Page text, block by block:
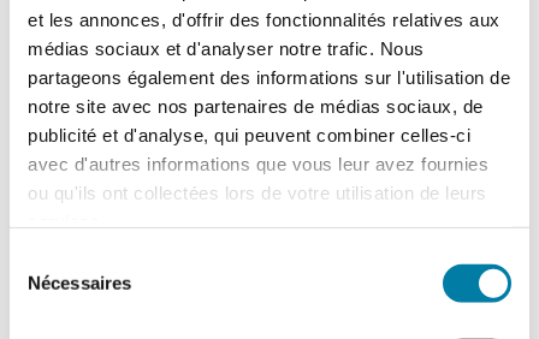
et les annonces, d'offrir des fonctionnalités relatives aux
médias sociaux et d'analyser notre trafic. Nous
partageons également des informations sur l'utilisation de
notre site avec nos partenaires de médias sociaux, de
publicité et d'analyse, qui peuvent combiner celles-ci
avec d'autres informations que vous leur avez fournies
ou qu'ils ont collectées lors de votre utilisation de leurs
Nécessaires
En novembre dernier, un groupe agro-
industriel français a subi une cyberattaque
d’ampleur. Le secteur agroalimentaire
observe lui-aussi une convergence IT/OT,
impliquant que de nombreux réseaux OT
doivent désormais être intégrés à des
systèmes et réseaux externes. Il est crucial…